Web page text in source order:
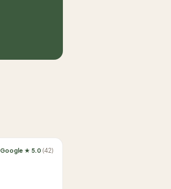
Google ★ 5.0 (42)